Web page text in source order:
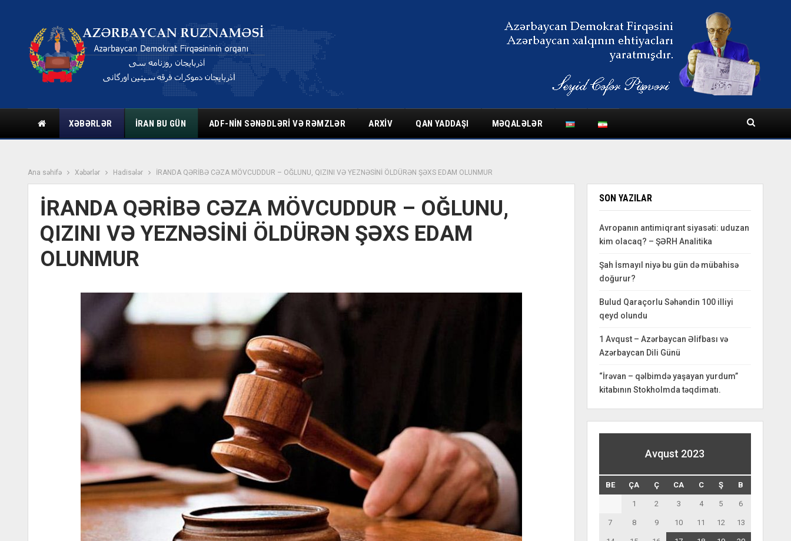
XƏBƏRLƏR İRAN BU GÜN ADF-NIN SƏNƏDLƏRI VƏ RƏMZLƏR ARXIV QAN YADDAŞI MƏQALƏLƏR
Ana səhifə Xəbərlər Hadisələr İRANDA QƏRİBƏ CƏZA MÖVCUDDUR – OĞLUNU, QIZINI VƏ YEZNƏSİNİ ÖLDÜRƏN ŞƏXS EDAM OLUNMUR
İRANDA QƏRİBƏ CƏZA MÖVCUDDUR – OĞLUNU,
QIZINI VƏ YEZNƏSİNİ ÖLDÜRƏN ŞƏXS EDAM
OLUNMUR
SON YAZILAR
Avropanın antimiqrant siyasəti: uduzan
kim olacaq? – ŞƏRH Analitika
Şah İsmayıl niyə bu gün də mübahisə
doğurur?
Bulud Qaraçorlu Səhəndin 100 illiyi
qeyd olundu
1 Avqust – Azərbaycan Əlifbası və
Azərbaycan Dili Günü
“İrəvan – qəlbimdə yaşayan yurdum”
kitabının Stokholmda təqdimatı.
Avqust 2023
BE ÇA Ç CA C Ş B
1 2 3 4 5 6
7 8 9 10 11 12 13